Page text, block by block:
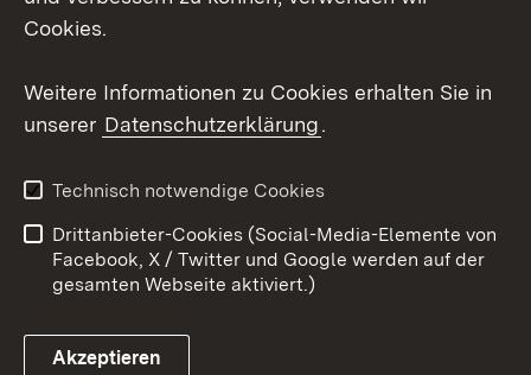
Datenschutz
Barrierefreiheit
Impressum
Cookies
Cookies.
Weitere Informationen zu Cookies erhalten Sie in
unserer Datenschutzerklärung.
Technisch notwendige Cookies
Drittanbieter-Cookies (Social-Media-Elemente von
Facebook, X / Twitter und Google werden auf der
gesamten Webseite aktiviert.)
Akzeptieren